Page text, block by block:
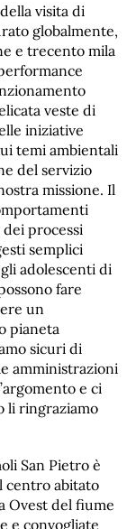
visita di
globalmente,
e trecento mila
veste di
iniziative
temi ambientali
del servizio
missione. Il
dei processi
semplici
adolescenti di
fare
un
pianeta
sicuri di
amministrazioni
e ci
li ringraziamo
San Pietro è
centro abitato
Ovest del fiume
e convogliate